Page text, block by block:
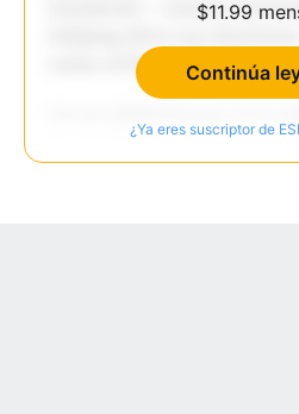
$11.99
Continúa
¿Ya eres suscriptor de